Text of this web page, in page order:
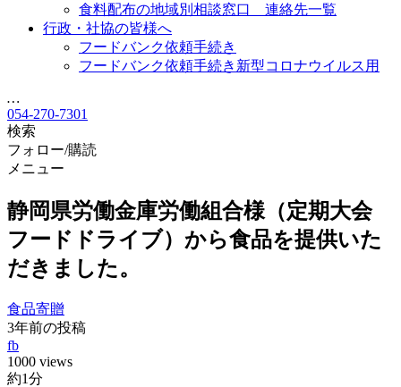
食料配布の地域別相談窓口 連絡先一覧
行政・社協の皆様へ
フードバンク依頼手続き
フードバンク依頼手続き新型コロナウイルス用
…
054-270-7301
検索
フォロー/購読
メニュー
静岡県労働金庫労働組合様（定期大会
フードドライブ）から食品を提供いた
だきました。
食品寄贈
3年前の投稿
fb
1000 views
約1分